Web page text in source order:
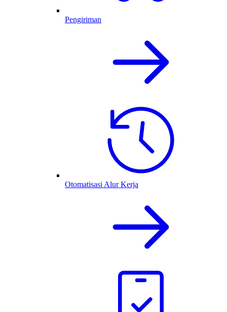
Pengiriman
Otomatisasi Alur Kerja